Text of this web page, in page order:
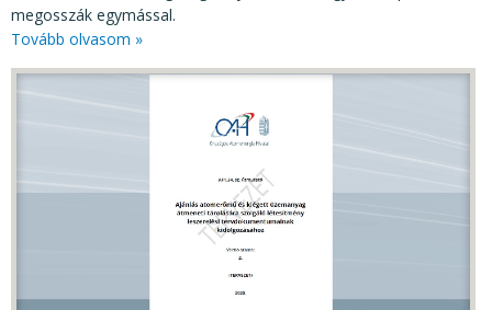
megosszák egymással.
Tovább olvasom »